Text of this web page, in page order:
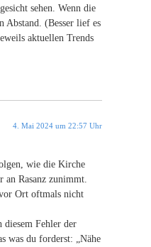
sehen. Wenn die
Abstand. (Besser lief es
aktuellen Trends
4. Mai 2024 um 22:57 Uhr
wie die Kirche
Rasanz zunimmt.
Ort oftmals nicht
Fehler der
was du forderst: „Nähe